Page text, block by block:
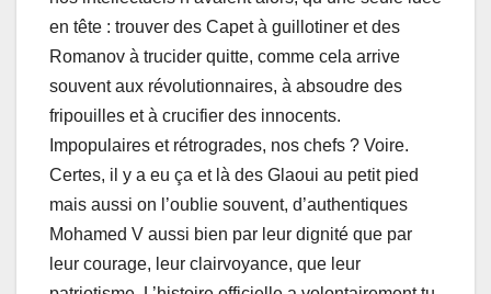
en tête : trouver des Capet à guillotiner et des
Romanov à trucider quitte, comme cela arrive
souvent aux révolutionnaires, à absoudre des
fripouilles et à crucifier des innocents.
Impopulaires et rétrogrades, nos chefs ? Voire.
Certes, il y a eu ça et là des Glaoui au petit pied
mais aussi on l’oublie souvent, d’authentiques
Mohamed V aussi bien par leur dignité que par
leur courage, leur clairvoyance, que leur